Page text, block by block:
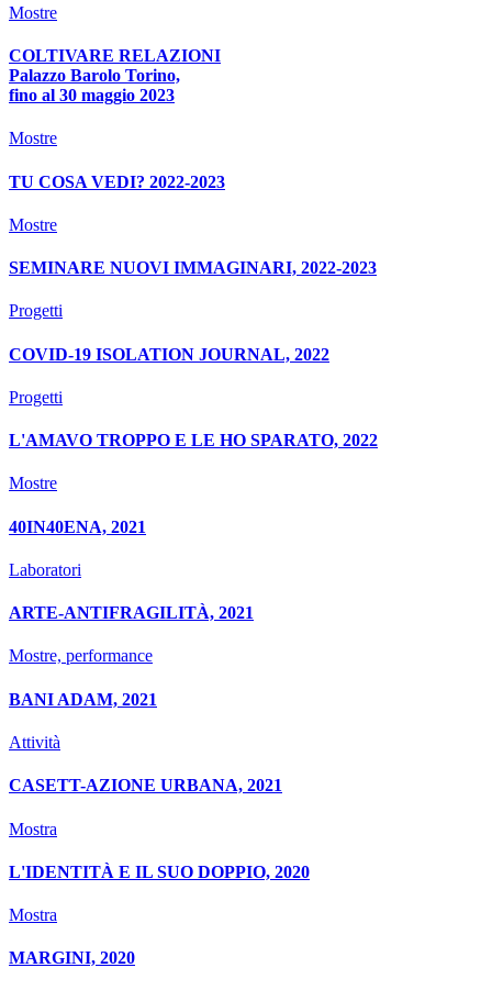
Mostre
COLTIVARE RELAZIONI
Palazzo Barolo Torino,
fino al 30 maggio 2023
Mostre
TU COSA VEDI? 2022-2023
Mostre
SEMINARE NUOVI IMMAGINARI, 2022-2023
Progetti
COVID-19 ISOLATION JOURNAL, 2022
Progetti
L'AMAVO TROPPO E LE HO SPARATO, 2022
Mostre
40IN40ENA, 2021
Laboratori
ARTE-ANTIFRAGILITÀ, 2021
Mostre, performance
BANI ADAM, 2021
Attività
CASETT-AZIONE URBANA, 2021
Mostra
L'IDENTITÀ E IL SUO DOPPIO, 2020
Mostra
MARGINI, 2020